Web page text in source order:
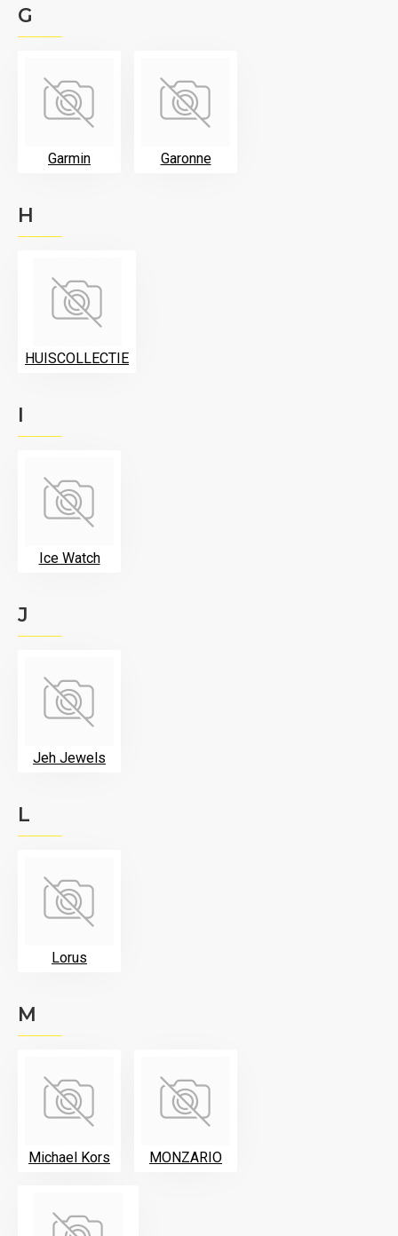
G
Garmin Garonne
H
HUISCOLLECTIE
I
Ice Watch
J
Jeh Jewels
L
Lorus
M
Michael Kors MONZARIO